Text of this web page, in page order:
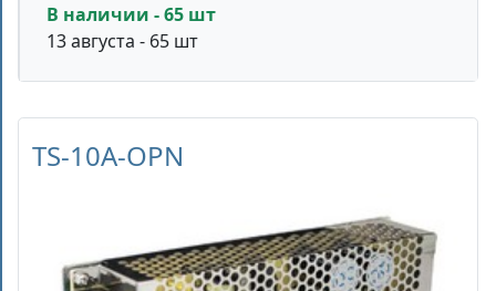
В наличии - 65 шт
13 августа - 65 шт
TS-10A-OPN